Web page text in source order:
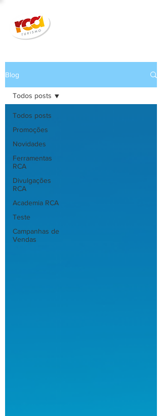
Blog
Todos posts
Promoções
Novidades
Ferramentas
RCA
Divulgações
RCA
Academia RCA
Teste
Campanhas de
Vendas
Todos posts